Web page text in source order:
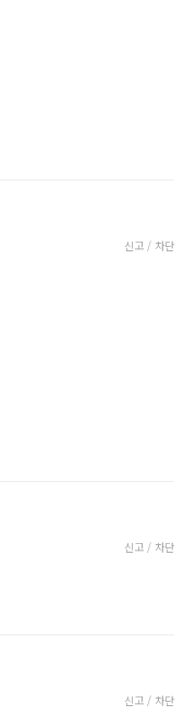
신고 / 차단
신고 / 차단
신고 / 차단